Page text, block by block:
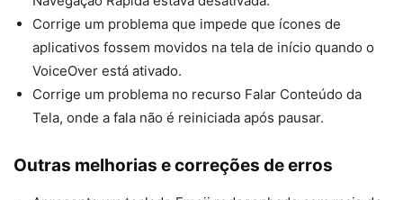
Corrige um problema que impede que ícones de
aplicativos fossem movidos na tela de início quando o
VoiceOver está ativado.
Corrige um problema no recurso Falar Conteúdo da
Tela, onde a fala não é reiniciada após pausar.
Outras melhorias e correções de erros